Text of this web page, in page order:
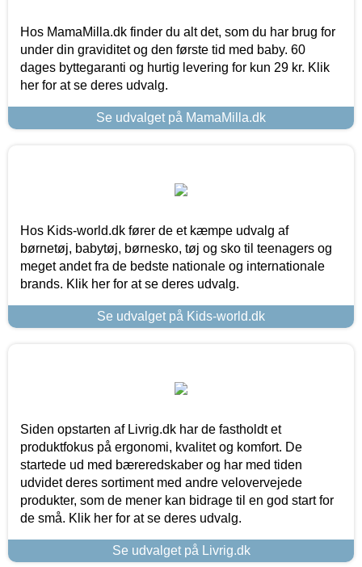
Hos MamaMilla.dk finder du alt det, som du har brug for
under din graviditet og den første tid med baby. 60
dages byttegaranti og hurtig levering for kun 29 kr. Klik
her for at se deres udvalg.
Se udvalget på MamaMilla.dk
Hos Kids-world.dk fører de et kæmpe udvalg af
børnetøj, babytøj, børnesko, tøj og sko til teenagers og
meget andet fra de bedste nationale og internationale
brands. Klik her for at se deres udvalg.
Se udvalget på Kids-world.dk
Siden opstarten af Livrig.dk har de fastholdt et
produktfokus på ergonomi, kvalitet og komfort. De
startede ud med bæreredskaber og har med tiden
udvidet deres sortiment med andre velovervejede
produkter, som de mener kan bidrage til en god start for
de små. Klik her for at se deres udvalg.
Se udvalget på Livrig.dk